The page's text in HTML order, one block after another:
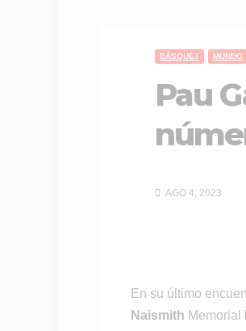
BÁSQUET MUNDO
Pau
AGO 4, 2023
En su último
Naismith Memorial